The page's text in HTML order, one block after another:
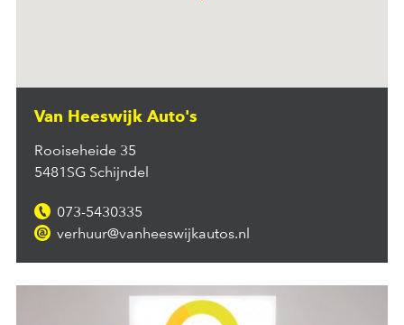
Van Heeswijk Auto's
Rooiseheide 35
5481SG Schijndel
073-5430335
verhuur@vanheeswijkautos.nl